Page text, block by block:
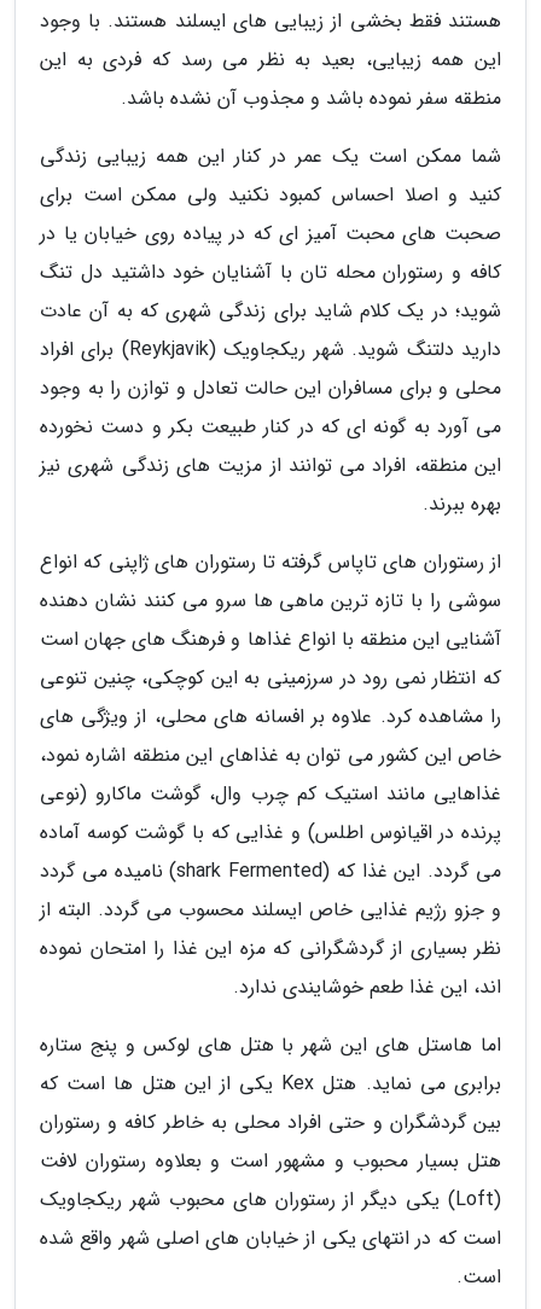
هستند فقط بخشی از زیبایی های ایسلند هستند. با وجود
این همه زیبایی، بعید به نظر می رسد که فردی به این
منطقه سفر نموده باشد و مجذوب آن نشده باشد.
شما ممکن است یک عمر در کنار این همه زیبایی زندگی
کنید و اصلا احساس کمبود نکنید ولی ممکن است برای
صحبت های محبت آمیز ای که در پیاده روی خیابان یا در
کافه و رستوران محله تان با آشنایان خود داشتید دل تنگ
شوید؛ در یک کلام شاید برای زندگی شهری که به آن عادت
دارید دلتنگ شوید. شهر ریکجاویک (Reykjavik) برای افراد
محلی و برای مسافران این حالت تعادل و توازن را به وجود
می آورد به گونه ای که در کنار طبیعت بکر و دست نخورده
این منطقه، افراد می توانند از مزیت های زندگی شهری نیز
بهره ببرند.
از رستوران های تاپاس گرفته تا رستوران های ژاپنی که انواع
سوشی را با تازه ترین ماهی ها سرو می کنند نشان دهنده
آشنایی این منطقه با انواع غذاها و فرهنگ های جهان است
که انتظار نمی رود در سرزمینی به این کوچکی، چنین تنوعی
را مشاهده کرد. علاوه بر افسانه های محلی، از ویژگی های
خاص این کشور می توان به غذاهای این منطقه اشاره نمود،
غذاهایی مانند استیک کم چرب وال، گوشت ماکارو (نوعی
پرنده در اقیانوس اطلس) و غذایی که با گوشت کوسه آماده
می گردد. این غذا که (shark Fermented) نامیده می گردد
و جزو رژیم غذایی خاص ایسلند محسوب می گردد. البته از
نظر بسیاری از گردشگرانی که مزه این غذا را امتحان نموده
اند، این غذا طعم خوشایندی ندارد.
اما هاستل های این شهر با هتل های لوکس و پنج ستاره
برابری می نماید. هتل Kex یکی از این هتل ها است که
بین گردشگران و حتی افراد محلی به خاطر کافه و رستوران
هتل بسیار محبوب و مشهور است و بعلاوه رستوران لافت
(Loft) یکی دیگر از رستوران های محبوب شهر ریکجاویک
است که در انتهای یکی از خیابان های اصلی شهر واقع شده
است.